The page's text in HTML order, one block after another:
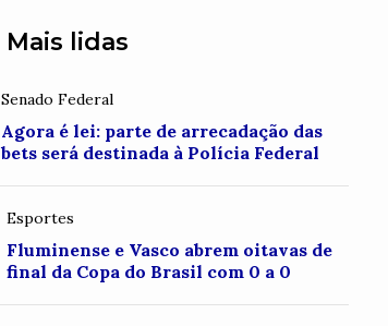
Mais lidas
Senado Federal
Agora é lei: parte de arrecadação das
bets será destinada à Polícia Federal
Esportes
Fluminense e Vasco abrem oitavas de
final da Copa do Brasil com 0 a 0